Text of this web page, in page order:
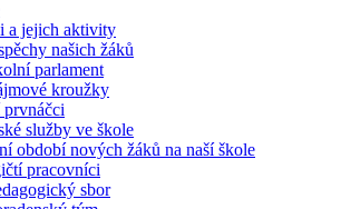
a jejich aktivity
našich žáků
parlament
kroužky
služby ve škole
období nových žáků na naší škole
pracovníci
sbor